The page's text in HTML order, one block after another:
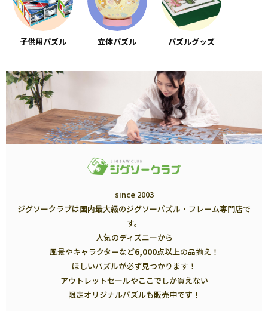
子供用パズル 立体パズル パズルグッズ
since 2003
ジグソークラブは国内最大級のジグソーパズル・フレーム専門店で
す。
人気のディズニーから
風景やキャラクターなど6,000点以上の品揃え！
ほしいパズルが必ず見つかります！
アウトレットセールやここでしか買えない
限定オリジナルパズルも販売中です！